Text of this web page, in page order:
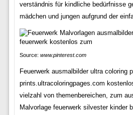
verständnis für kindliche bedürfnisse
mädchen und jungen aufgrund der
Source: www.pinterest.com
Feuerwerk ausmalbilder ultra coloring
prints.ultracoloringpages.com
vielzahl von themenbereichen, zum
Malvorlage feuerwerk silvester kinder